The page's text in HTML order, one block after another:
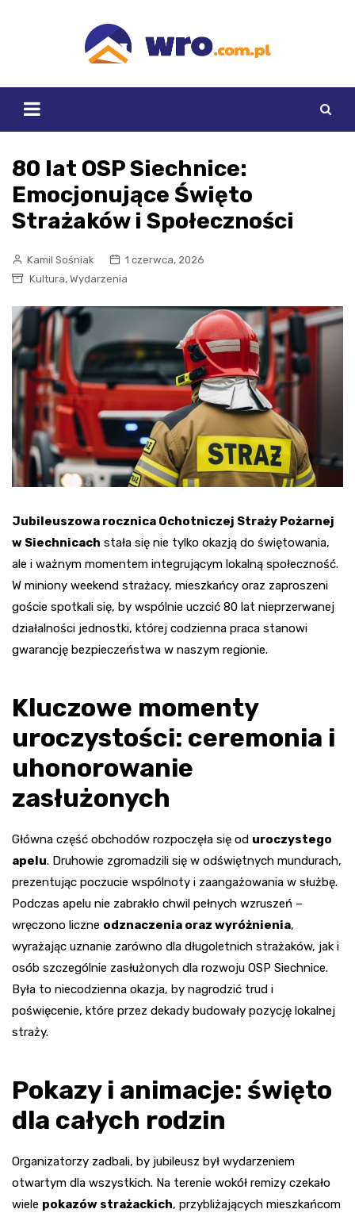
80 lat OSP Siechnice:
Emocjonujące Święto
Strażaków i Społeczności
Kamil Sośniak
1 czerwca, 2026
Kultura, Wydarzenia
Jubileuszowa rocznica Ochotniczej Straży Pożarnej
w Siechnicach stała się nie tylko okazją do świętowania,
ale i ważnym momentem integrującym lokalną społeczność.
W miniony weekend strażacy, mieszkańcy oraz zaproszeni
goście spotkali się, by wspólnie uczcić 80 lat nieprzerwanej
działalności jednostki, której codzienna praca stanowi
gwarancję bezpieczeństwa w naszym regionie.
Kluczowe momenty
uroczystości: ceremonia i
uhonorowanie
zasłużonych
Główna część obchodów rozpoczęła się od uroczystego
apelu. Druhowie zgromadzili się w odświętnych mundurach,
prezentując poczucie wspólnoty i zaangażowania w służbę.
Podczas apelu nie zabrakło chwil pełnych wzruszeń –
wręczono liczne odznaczenia oraz wyróżnienia,
wyrażając uznanie zarówno dla długoletnich strażaków, jak i
osób szczególnie zasłużonych dla rozwoju OSP Siechnice.
Była to niecodzienna okazja, by nagrodzić trud i
poświęcenie, które przez dekady budowały pozycję lokalnej
straży.
Pokazy i animacje: święto
dla całych rodzin
Organizatorzy zadbali, by jubileusz był wydarzeniem
otwartym dla wszystkich. Na terenie wokół remizy czekało
wiele pokazów strażackich, przybliżających mieszkańcom